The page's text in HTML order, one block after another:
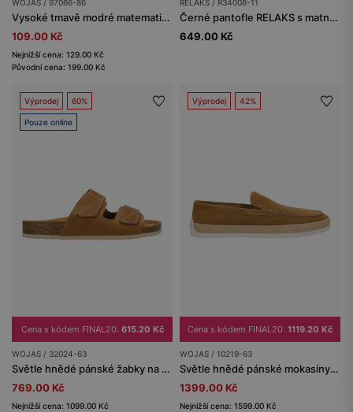
WOJAS / 97066-86
Vysoké tmavě modré matematické ponožky
109.00 Kč
Nejnižší cena: 129.00 Kč
Původní cena: 199.00 Kč
RELAKS / R34008-11
Černé pantofle RELAKS s matnou úpravou
649.00 Kč
Výprodej 60%
Pouze online
Cena s kódem FINAL20: 615.20 Kč
WOJAS / 32024-63
Světle hnědé pánské žabky na korkové podešvi se suchými zipy
769.00 Kč
Nejnižší cena: 1099.00 Kč
Výprodej 42%
Cena s kódem FINAL20: 1119.20 Kč
WOJAS / 10219-63
Světle hnědé pánské mokasíny s pletenou jutovou šňůrkou
1399.00 Kč
Nejnižší cena: 1599.00 Kč